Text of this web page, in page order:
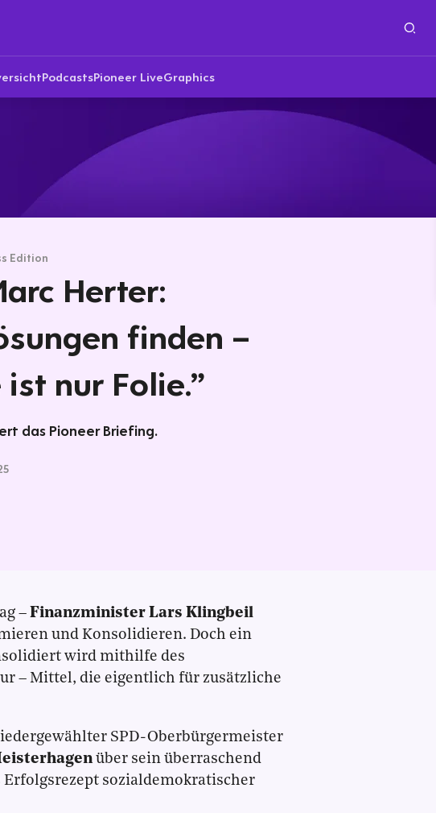
PodcastsPioneer LiveGraphics
Edition
Herter:
finden –
nur Folie.”
das Pioneer Briefing.
– Finanzminister Lars Klingbeil
und Konsolidieren. Doch ein
wird mithilfe des
– Mittel, die eigentlich für zusätzliche
SPD-Oberbürgermeister
über sein überraschend
Erfolgsrezept sozialdemokratischer